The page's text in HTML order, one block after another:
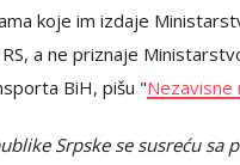
koje im izdaje
a ne priznaje
BiH, pišu "Nezavisne
Srpske se susreću sa